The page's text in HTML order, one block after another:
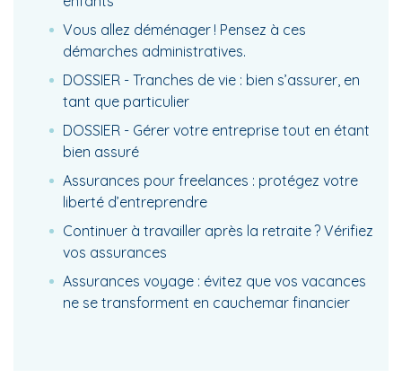
Vous allez déménager ! Pensez à ces
démarches administratives.
DOSSIER - Tranches de vie : bien s’assurer, en
tant que particulier
DOSSIER - Gérer votre entreprise tout en étant
bien assuré
Assurances pour freelances : protégez votre
liberté d’entreprendre
Continuer à travailler après la retraite ? Vérifiez
vos assurances
Assurances voyage : évitez que vos vacances
ne se transforment en cauchemar financier